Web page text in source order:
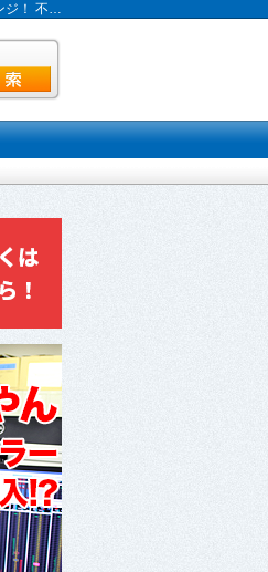
ジ！ 不…